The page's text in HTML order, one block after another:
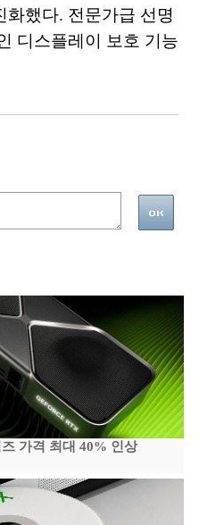
화했다. 전문가급 선명
디스플레이 보호 기능
가격 최대 40% 인상